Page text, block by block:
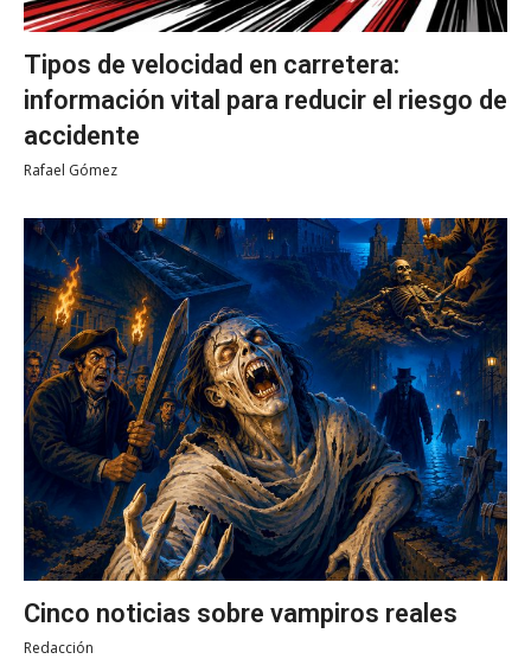
Tipos de velocidad en carretera:
información vital para reducir el riesgo de
accidente
Rafael Gómez
Cinco noticias sobre vampiros reales
Redacción